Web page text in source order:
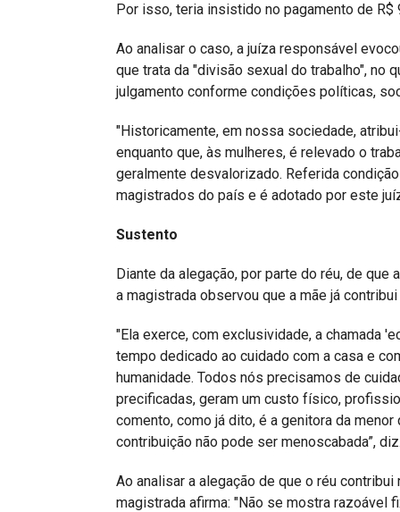
Por isso, teria insistido no pagamento de
Ao analisar o caso, a juíza responsável
que trata da "divisão sexual do trabalho", no
julgamento conforme condições políticas,
"Historicamente, em nossa sociedade,
enquanto que, às mulheres, é relevado o
geralmente desvalorizado. Referida
magistrados do país e é adotado por este
Sustento
Diante da alegação, por parte do réu, de
a magistrada observou que a mãe já
"Ela exerce, com exclusividade, a chamada
tempo dedicado ao cuidado com a casa e
humanidade. Todos nós precisamos de
precificadas, geram um custo físico,
comento, como já dito, é a genitora da
contribuição não pode ser menoscabada”,
Ao analisar a alegação de que o réu
magistrada afirma: "Não se mostra razoável